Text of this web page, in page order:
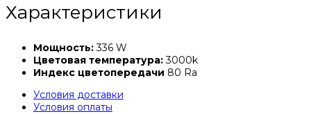
Характеристики
Мощность:336 W
Цветовая температура:3000k
Индекс цветопередачи 80 Ra
Условия доставки
Условия оплаты